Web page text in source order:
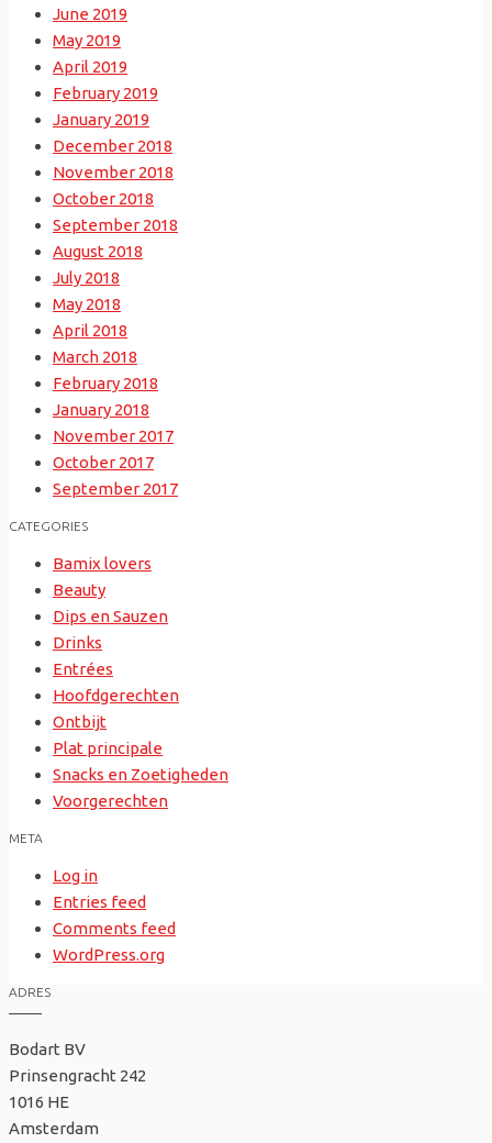
June 2019
May 2019
April 2019
February 2019
January 2019
December 2018
November 2018
October 2018
September 2018
August 2018
July 2018
May 2018
April 2018
March 2018
February 2018
January 2018
November 2017
October 2017
September 2017
CATEGORIES
Bamix lovers
Beauty
Dips en Sauzen
Drinks
Entrées
Hoofdgerechten
Ontbijt
Plat principale
Snacks en Zoetigheden
Voorgerechten
META
Log in
Entries feed
Comments feed
WordPress.org
ADRES
Bodart BV
Prinsengracht 242
1016 HE
Amsterdam